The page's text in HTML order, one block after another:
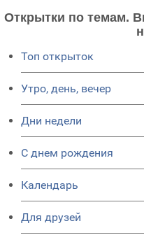
Открытки по темам.
Топ открыток
Утро, день, вечер
Дни недели
C днем рождения
Календарь
Для друзей